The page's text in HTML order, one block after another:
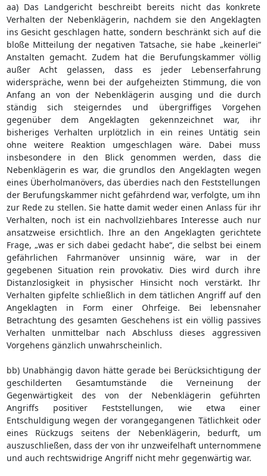
aa) Das Landgericht beschreibt bereits nicht das konkrete
Verhalten der Nebenklägerin, nachdem sie den Angeklagten
ins Gesicht geschlagen hatte, sondern beschränkt sich auf die
bloße Mitteilung der negativen Tatsache, sie habe „keinerlei“
Anstalten gemacht. Zudem hat die Berufungskammer völlig
außer Acht gelassen, dass es jeder Lebenserfahrung
widerspräche, wenn bei der aufgeheizten Stimmung, die von
Anfang an von der Nebenklägerin ausging und die durch
ständig sich steigerndes und übergriffiges Vorgehen
gegenüber dem Angeklagten gekennzeichnet war, ihr
bisheriges Verhalten urplötzlich in ein reines Untätig sein
ohne weitere Reaktion umgeschlagen wäre. Dabei muss
insbesondere in den Blick genommen werden, dass die
Nebenklägerin es war, die grundlos den Angeklagten wegen
eines Überholmanövers, das überdies nach den Feststellungen
der Berufungskammer nicht gefährdend war, verfolgte, um ihn
zur Rede zu stellen. Sie hatte damit weder einen Anlass für ihr
Verhalten, noch ist ein nachvollziehbares Interesse auch nur
ansatzweise ersichtlich. Ihre an den Angeklagten gerichtete
Frage, „was er sich dabei gedacht habe“, die selbst bei einem
gefährlichen Fahrmanöver unsinnig wäre, war in der
gegebenen Situation rein provokativ. Dies wird durch ihre
Distanzlosigkeit in physischer Hinsicht noch verstärkt. Ihr
Verhalten gipfelte schließlich in dem tätlichen Angriff auf den
Angeklagten in Form einer Ohrfeige. Bei lebensnaher
Betrachtung des gesamten Geschehens ist ein völlig passives
Verhalten unmittelbar nach Abschluss dieses aggressiven
Vorgehens gänzlich unwahrscheinlich.
bb) Unabhängig davon hätte gerade bei Berücksichtigung der
geschilderten Gesamtumstände die Verneinung der
Gegenwärtigkeit des von der Nebenklägerin geführten
Angriffs positiver Feststellungen, wie etwa einer
Entschuldigung wegen der vorangegangenen Tätlichkeit oder
eines Rückzugs seitens der Nebenklägerin, bedurft, um
auszuschließen, dass der von ihr unzweifelhaft unternommene
und auch rechtswidrige Angriff nicht mehr gegenwärtig war.